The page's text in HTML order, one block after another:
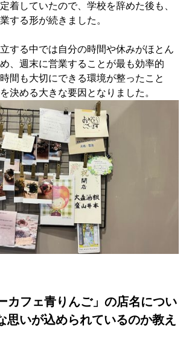
着していたので、学校を辞めた後も、
する形が続きました。
する中では自分の時間や休みがほとん
、週末に営業することが最も効率的
間も大切にできる環境が整ったこと
決める大きな要因となりました。
カフェ青りんご」の店名につい
思いが込められているのか教え